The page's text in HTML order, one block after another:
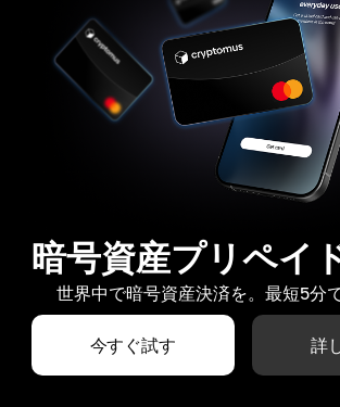
暗号資産プリペイ
世界中で暗号資産決済を。最短5分
今すぐ試す 詳